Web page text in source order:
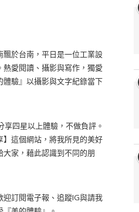
於台南，平日是一位工業設
愛閱讀、攝影與寫作，獨愛
驗』以攝影與文字紀錄當下
四星以上體驗，不做負評。
這個網站，將我所見的美好
家，藉此認識到不同的朋
訂閱電子報、追蹤IG與請我